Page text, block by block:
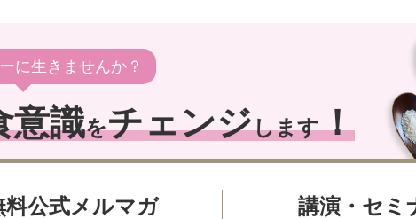
に生きませんか？
意識をチェンジします！
料公式メルマガ 講演・セミ